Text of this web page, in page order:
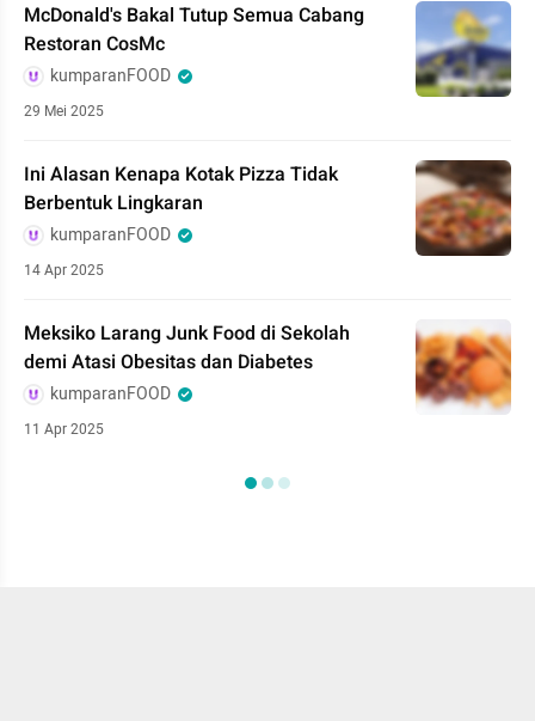
McDonald's Bakal Tutup Semua Cabang
Restoran CosMc
kumparanFOOD
29 Mei 2025
Ini Alasan Kenapa Kotak Pizza Tidak
Berbentuk Lingkaran
kumparanFOOD
14 Apr 2025
Meksiko Larang Junk Food di Sekolah
demi Atasi Obesitas dan Diabetes
kumparanFOOD
11 Apr 2025